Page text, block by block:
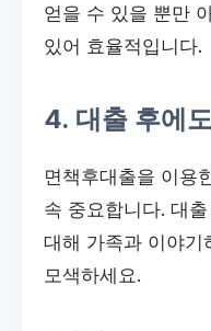
얻을 수 있을 뿐만
있어 효율적입니다.
4. 대출 후에
면책후대출을 이용
속 중요합니다. 대
대해 가족과 이야기
모색하세요.